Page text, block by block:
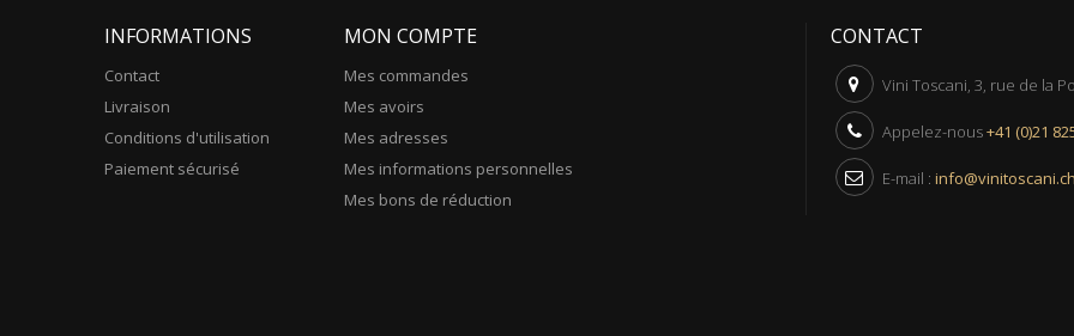
INFORMATIONS
Contact
Livraison
Conditions d'utilisation
Paiement sécurisé
MON COMPTE
Mes commandes
Mes avoirs
Mes adresses
Mes informations personnelles
Mes bons de réduction
CONTACT
Vini Toscani, 3, rue de la
Appelez-nous+41 (0)21
E-mail : info@vinitoscani.ch